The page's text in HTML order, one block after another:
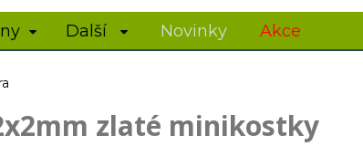
Další Novinky Akce
zlaté minikostky